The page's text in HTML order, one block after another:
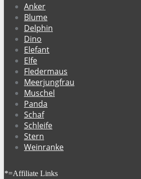
Anker
Blume
Delphin
Dino
Elefant
Elfe
Fledermaus
Meerjungfrau
Muschel
Panda
Schaf
Schleife
Stern
Weinranke
*=Affiliate Links